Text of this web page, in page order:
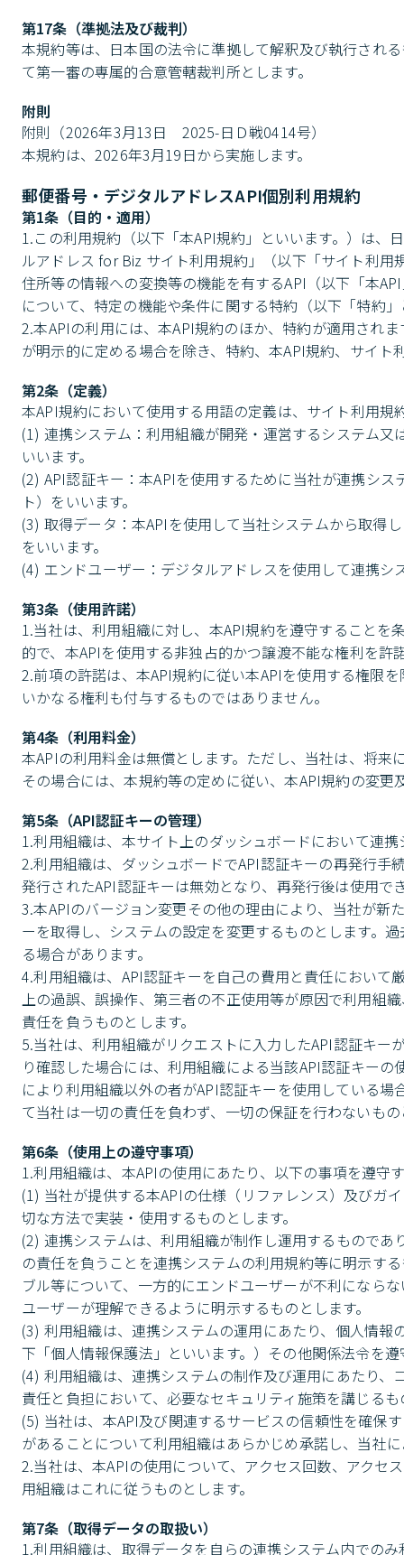
第17条（準拠法及び裁判）
本規約等は、日本国の法令に準拠して解釈及び執行され
て第一審の専属的合意管轄裁判所とします。
附則
附則（2026年3月13日　2025-日Ｄ戦0414号）
本規約は、2026年3月19日から実施します。
郵便番号・デジタルアドレスAPI個別利用規約
第1条（目的・適用）
1.この利用規約（以下「本API規約」といいます。）は
ルアドレス for Biz サイト利用規約」（以下「サイト利
住所等の情報への変換等の機能を有するAPI（以下「本
について、特定の機能や条件に関する特約（以下「特約
2.本APIの利用には、本API規約のほか、特約が適用され
が明示的に定める場合を除き、特約、本API規約、サイ
第2条（定義）
本API規約において使用する用語の定義は、サイト利用
(1) 連携システム：利用組織が開発・運営するシステム
いいます。
(2) API認証キー：本APIを使用するために当社が連携シ
ト）をいいます。
(3) 取得データ：本APIを使用して当社システムから取得
をいいます。
(4) エンドユーザー：デジタルアドレスを使用して連携シ
第3条（使用許諾）
1.当社は、利用組織に対し、本API規約を遵守すること
的で、本APIを使用する非独占的かつ譲渡不能な権利を許
2.前項の許諾は、本API規約に従い本APIを使用する権限
いかなる権利も付与するものではありません。
第4条（利用料金）
本APIの利用料金は無償とします。ただし、当社は、将
その場合には、本規約等の定めに従い、本API規約の変
第5条（API認証キーの管理）
1.利用組織は、本サイト上のダッシュボードにおいて連
2.利用組織は、ダッシュボードでAPI認証キーの再発行手
発行されたAPI認証キーは無効となり、再発行後は使用で
3.本APIのバージョン変更その他の理由により、当社が新
ーを取得し、システムの設定を変更するものとします。
る場合があります。
4.利用組織は、API認証キーを自己の費用と責任において
上の過誤、誤操作、第三者の不正使用等が原因で利用組
責任を負うものとします。
5.当社は、利用組織がリクエストに入力したAPI認証キ
り確認した場合には、利用組織による当該API認証キー
により利用組織以外の者がAPI認証キーを使用している
て当社は一切の責任を負わず、一切の保証を行わないも
第6条（使用上の遵守事項）
1.利用組織は、本APIの使用にあたり、以下の事項を遵守
(1) 当社が提供する本APIの仕様（リファレンス）及びガ
切な方法で実装・使用するものとします。
(2) 連携システムは、利用組織が制作し運用するもので
の責任を負うことを連携システムの利用規約等に明示す
ブル等について、一方的にエンドユーザーが不利になら
ユーザーが理解できるように明示するものとします。
(3) 利用組織は、連携システムの運用にあたり、個人情
下「個人情報保護法」といいます。）その他関係法令を
(4) 利用組織は、連携システムの制作及び運用にあたり
責任と負担において、必要なセキュリティ施策を講じる
(5) 当社は、本API及び関連するサービスの信頼性を確保
があることについて利用組織はあらかじめ承諾し、当社
2.当社は、本APIの使用について、アクセス回数、アク
用組織はこれに従うものとします。
第7条（取得データの取扱い）
1.利用組織は、取得データを自らの連携システム内での